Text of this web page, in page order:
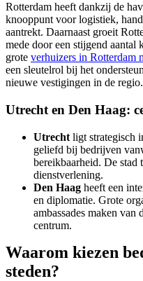
Rotterdam heeft dankzij de
knooppunt voor logistiek,
aantrekt. Daarnaast groeit
mede door een stijgend aantal
grote verhuizers in Rotterdam
een sleutelrol bij het
nieuwe vestigingen in de regio.
Utrecht en Den Haag:
Utrecht ligt strategisch
geliefd bij bedrijven
bereikbaarheid. De
dienstverlening.
Den Haag heeft een
en diplomatie. Grote
ambassades maken van
centrum.
Waarom kiezen
steden?